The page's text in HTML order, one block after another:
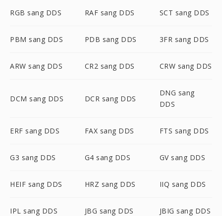
RGB sang DDS RAF sang DDS SCT sang DDS
PBM sang DDS PDB sang DDS 3FR sang DDS
ARW sang DDS CR2 sang DDS CRW sang DDS
DCM sang DDS DCR sang DDS
DNG sang
DDS
ERF sang DDS FAX sang DDS FTS sang DDS
G3 sang DDS G4 sang DDS GV sang DDS
HEIF sang DDS HRZ sang DDS IIQ sang DDS
IPL sang DDS JBG sang DDS JBIG sang DDS